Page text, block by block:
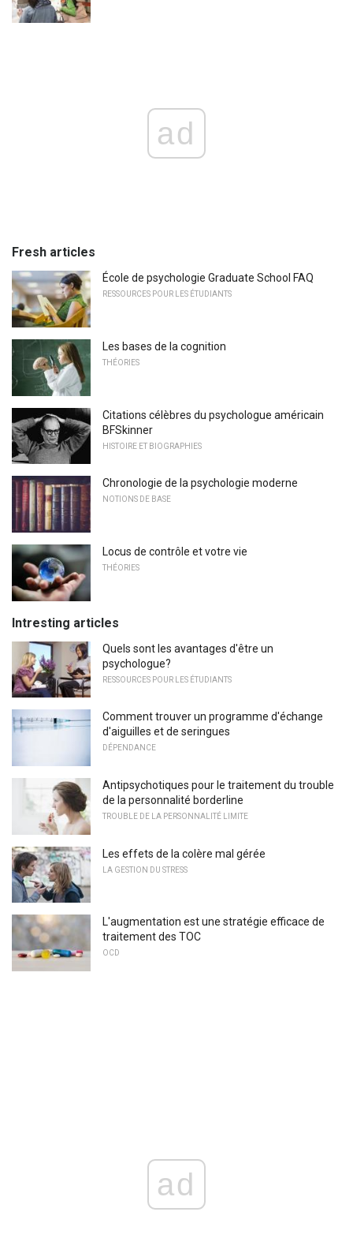
ad
Fresh articles
École de psychologie Graduate School FAQ
RESSOURCES POUR LES ÉTUDIANTS
Les bases de la cognition
THÉORIES
Citations célèbres du psychologue américain
BFSkinner
HISTOIRE ET BIOGRAPHIES
Chronologie de la psychologie moderne
NOTIONS DE BASE
Locus de contrôle et votre vie
THÉORIES
Intresting articles
Quels sont les avantages d'être un
psychologue?
RESSOURCES POUR LES ÉTUDIANTS
Comment trouver un programme d'échange
d'aiguilles et de seringues
DÉPENDANCE
Antipsychotiques pour le traitement du trouble
de la personnalité borderline
TROUBLE DE LA PERSONNALITÉ LIMITE
Les effets de la colère mal gérée
LA GESTION DU STRESS
L'augmentation est une stratégie efficace de
traitement des TOC
OCD
ad